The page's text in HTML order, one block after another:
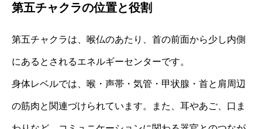
第五チャクラの位置と役割
第五チャクラは、喉仏のあたり、首の前面から少し内側
にあるとされるエネルギーセンターです。
身体レベルでは、喉・声帯・気管・甲状腺・首と肩周辺
の筋肉と関連づけられています。また、耳やあご、口ま